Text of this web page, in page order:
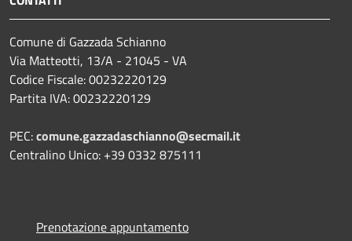
Comune di Gazzada Schianno
Via Matteotti, 13/A - 21045 - VA
Codice Fiscale: 00232220129
Partita IVA: 00232220129
PEC:comune.gazzadaschianno@secmail.it
Centralino Unico: +39 0332 875111
Prenotazione appuntamento